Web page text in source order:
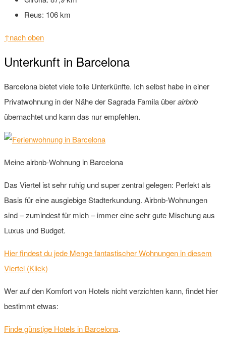
Reus: 106 km
↑nach oben
Unterkunft in Barcelona
Barcelona bietet viele tolle Unterkünfte. Ich selbst habe in einer
Privatwohnung in der Nähe der Sagrada Famila überairbnb
übernachtet und kann das nur empfehlen.
Meine airbnb-Wohnung in Barcelona
Das Viertel ist sehr ruhig und super zentral gelegen: Perfekt als
Basis für eine ausgiebige Stadterkundung. Airbnb-Wohnungen
sind – zumindest für mich – immer eine sehr gute Mischung aus
Luxus und Budget.
Hier findest du jede Menge fantastischer Wohnungen in diesem
Viertel (Klick)
Wer auf den Komfort von Hotels nicht verzichten kann, findet hier
bestimmt etwas:
Finde günstige Hotels in Barcelona.